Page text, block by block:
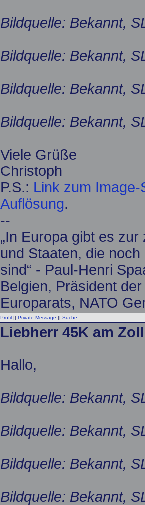
Bildquelle: Bekannt,
Bildquelle: Bekannt,
Bildquelle: Bekannt,
Bildquelle: Bekannt,
Viele Grüße
Christoph
P.S.: Link zum
Auflösung.
--
„In Europa gibt es
und Staaten, die
sind“ - Paul-Henri
Belgien, Präsident
Europarats, NATO
Profil || Private Message || Suche
Liebherr 45K am
Hallo,
Bildquelle: Bekannt,
Bildquelle: Bekannt,
Bildquelle: Bekannt,
Bildquelle: Bekannt,